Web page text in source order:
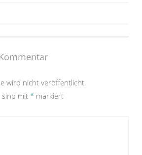
wird nicht veröffentlicht.
sind mit * markiert